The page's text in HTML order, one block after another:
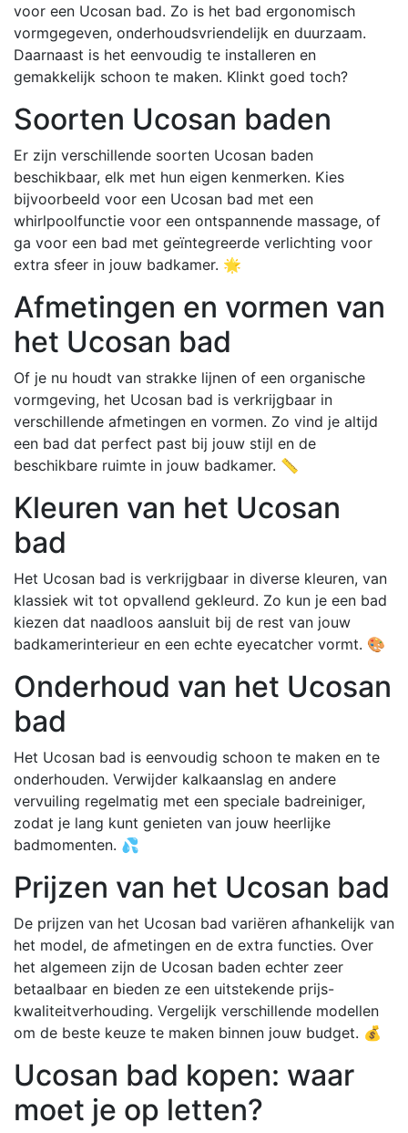
voor een Ucosan bad. Zo is het bad ergonomisch
vormgegeven, onderhoudsvriendelijk en duurzaam.
Daarnaast is het eenvoudig te installeren en
gemakkelijk schoon te maken. Klinkt goed toch?
Soorten Ucosan baden
Er zijn verschillende soorten Ucosan baden
beschikbaar, elk met hun eigen kenmerken. Kies
bijvoorbeeld voor een Ucosan bad met een
whirlpoolfunctie voor een ontspannende massage, of
ga voor een bad met geïntegreerde verlichting voor
extra sfeer in jouw badkamer. 🌟
Afmetingen en vormen van
het Ucosan bad
Of je nu houdt van strakke lijnen of een organische
vormgeving, het Ucosan bad is verkrijgbaar in
verschillende afmetingen en vormen. Zo vind je altijd
een bad dat perfect past bij jouw stijl en de
beschikbare ruimte in jouw badkamer. 📏
Kleuren van het Ucosan
bad
Het Ucosan bad is verkrijgbaar in diverse kleuren, van
klassiek wit tot opvallend gekleurd. Zo kun je een bad
kiezen dat naadloos aansluit bij de rest van jouw
badkamerinterieur en een echte eyecatcher vormt. 🎨
Onderhoud van het Ucosan
bad
Het Ucosan bad is eenvoudig schoon te maken en te
onderhouden. Verwijder kalkaanslag en andere
vervuiling regelmatig met een speciale badreiniger,
zodat je lang kunt genieten van jouw heerlijke
badmomenten. 💦
Prijzen van het Ucosan bad
De prijzen van het Ucosan bad variëren afhankelijk van
het model, de afmetingen en de extra functies. Over
het algemeen zijn de Ucosan baden echter zeer
betaalbaar en bieden ze een uitstekende prijs-
kwaliteitverhouding. Vergelijk verschillende modellen
om de beste keuze te maken binnen jouw budget. 💰
Ucosan bad kopen: waar
moet je op letten?